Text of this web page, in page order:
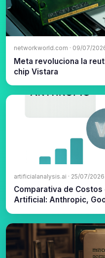
networkworld.com · 09/07/
Meta revoluciona la
chip Vistara
artificialanalysis.ai · 25/07/2026
Comparativa de
Artificial: Anthropic,